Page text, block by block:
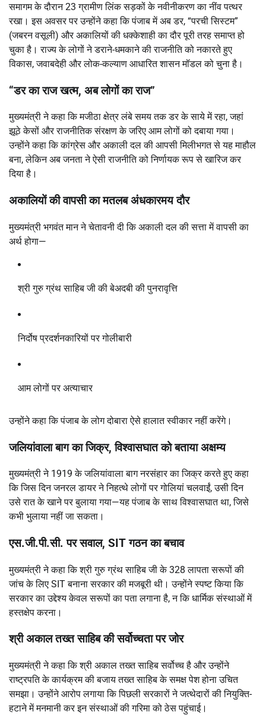
समागम के दौरान 23 ग्रामीण लिंक सड़कों के नवीनीकरण का नींव पत्थर
रखा। इस अवसर पर उन्होंने कहा कि पंजाब में अब डर, “परची सिस्टम”
(जबरन वसूली) और अकालियों की धक्केशाही का दौर पूरी तरह समाप्त हो
चुका है। राज्य के लोगों ने डराने-धमकाने की राजनीति को नकारते हुए
विकास, जवाबदेही और लोक-कल्याण आधारित शासन मॉडल को चुना है।
“डर का राज खत्म, अब लोगों का राज”
मुख्यमंत्री ने कहा कि मजीठा क्षेत्र लंबे समय तक डर के साये में रहा, जहां
झूठे केसों और राजनीतिक संरक्षण के जरिए आम लोगों को दबाया गया।
उन्होंने कहा कि कांग्रेस और अकाली दल की आपसी मिलीभगत से यह माहौल
बना, लेकिन अब जनता ने ऐसी राजनीति को निर्णायक रूप से खारिज कर
दिया है।
अकालियों की वापसी का मतलब अंधकारमय दौर
मुख्यमंत्री भगवंत मान ने चेतावनी दी कि अकाली दल की सत्ता में वापसी का
अर्थ होगा—
श्री गुरु ग्रंथ साहिब जी की बेअदबी की पुनरावृत्ति
निर्दोष प्रदर्शनकारियों पर गोलीबारी
आम लोगों पर अत्याचार
उन्होंने कहा कि पंजाब के लोग दोबारा ऐसे हालात स्वीकार नहीं करेंगे।
जलियांवाला बाग का जिक्र, विश्वासघात को बताया अक्षम्य
मुख्यमंत्री ने 1919 के जलियांवाला बाग नरसंहार का जिक्र करते हुए कहा
कि जिस दिन जनरल डायर ने निहत्थे लोगों पर गोलियां चलवाईं, उसी दिन
उसे रात के खाने पर बुलाया गया—यह पंजाब के साथ विश्वासघात था, जिसे
कभी भुलाया नहीं जा सकता।
एस.जी.पी.सी. पर सवाल, SIT गठन का बचाव
मुख्यमंत्री ने कहा कि श्री गुरु ग्रंथ साहिब जी के 328 लापता सरूपों की
जांच के लिए SIT बनाना सरकार की मजबूरी थी। उन्होंने स्पष्ट किया कि
सरकार का उद्देश्य केवल सरूपों का पता लगाना है, न कि धार्मिक संस्थाओं में
हस्तक्षेप करना।
श्री अकाल तख्त साहिब की सर्वोच्चता पर जोर
मुख्यमंत्री ने कहा कि श्री अकाल तख्त साहिब सर्वोच्च है और उन्होंने
राष्ट्रपति के कार्यक्रम की बजाय तख्त साहिब के समक्ष पेश होना उचित
समझा। उन्होंने आरोप लगाया कि पिछली सरकारों ने जत्थेदारों की नियुक्ति-
हटाने में मनमानी कर इन संस्थाओं की गरिमा को ठेस पहुंचाई।